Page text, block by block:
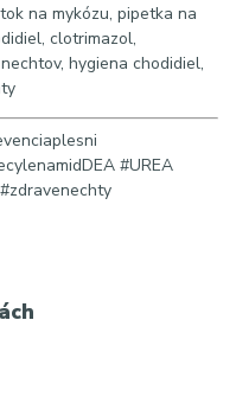
na mykózu, pipetka na
clotrimazol,
hygiena chodidiel,
#UREA